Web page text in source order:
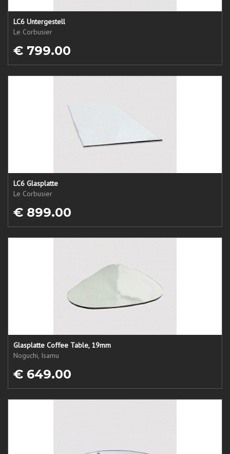
LC6 Untergestell
Le Corbusier
€ 799.00
LC6 Glasplatte
Le Corbusier
€ 899.00
Glasplatte Coffee Table, 19mm
Noguchi, Isamu
€ 649.00